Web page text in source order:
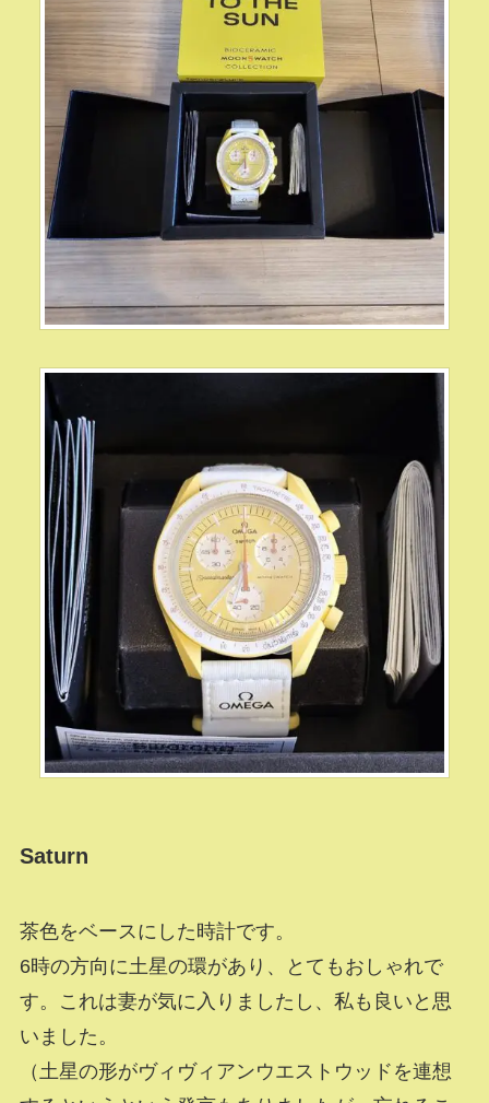
Saturn
茶色をベースにした時計です。
6時の方向に土星の環があり、とてもおしゃれで
す。これは妻が気に入りましたし、私も良いと思
いました。
（土星の形がヴィヴィアンウエストウッドを連想